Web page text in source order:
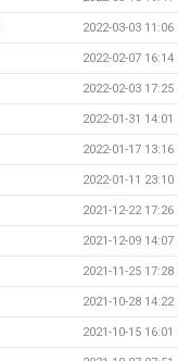
2022-03-03 11:06
2022-02-07 16:14
2022-02-03 17:25
2022-01-31 14:01
2022-01-17 13:16
2022-01-11 23:10
2021-12-22 17:26
2021-12-09 14:07
2021-11-25 17:28
2021-10-28 14:22
2021-10-15 16:01